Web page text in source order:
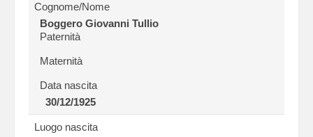
Cognome/Nome
Boggero Giovanni Tullio
Paternità
Maternità
Data nascita
30/12/1925
Luogo nascita